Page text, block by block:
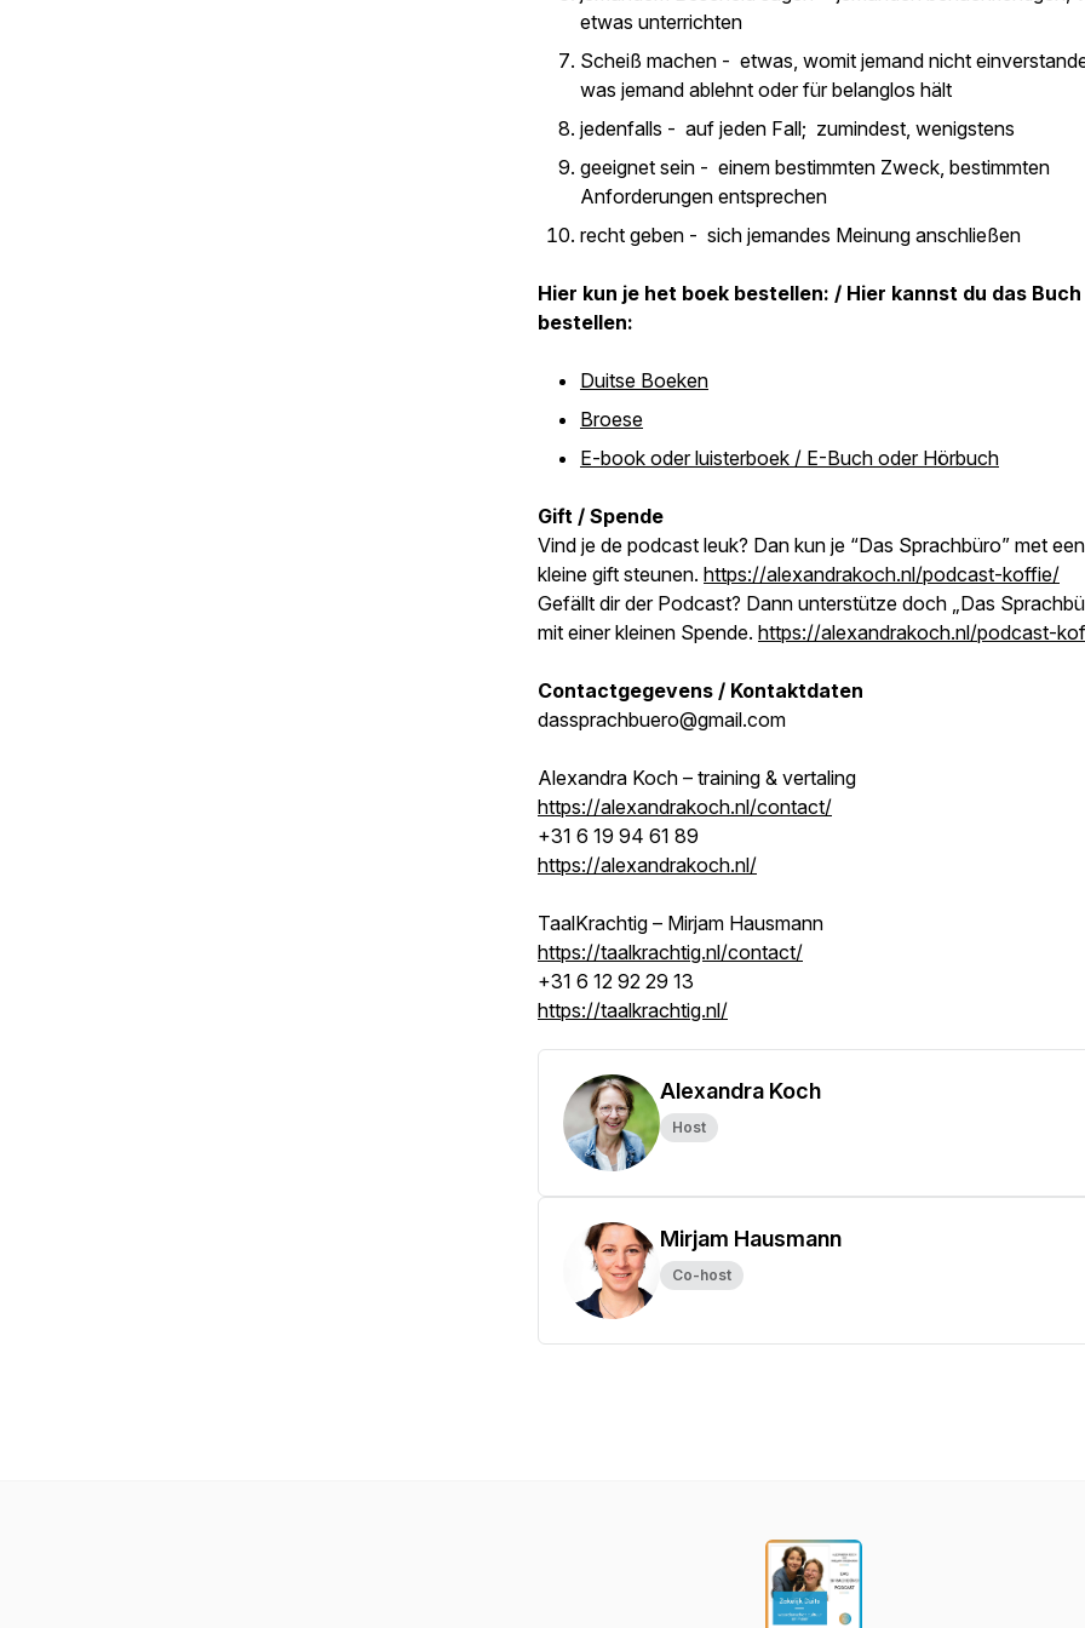
etwas unterrichten
Scheiß machen - etwas, womit jemand nicht
was jemand ablehnt oder für belanglos hält
jedenfalls - auf jeden Fall; zumindest, wenigstens
geeignet sein - einem bestimmten Zweck, bestimmten
Anforderungen entsprechen
recht geben - sich jemandes Meinung anschließen
Hier kun je het boek bestellen: / Hier kannst du das Buch
bestellen:
Duitse Boeken
Broese
E-book oder luisterboek / E-Buch oder Hörbuch
Gift / Spende
Vind je de podcast leuk? Dan kun je “Das Sprachbüro” met een
kleine gift steunen. https://alexandrakoch.nl/podcast-koffie/
Gefällt dir der Podcast? Dann unterstütze doch „Das
mit einer kleinen Spende. https://alexandrakoch.nl/podcast-
Contactgegevens / Kontaktdaten
dassprachbuero@gmail.com
Alexandra Koch – training & vertaling
https://alexandrakoch.nl/contact/
+31 6 19 94 61 89
https://alexandrakoch.nl/
TaalKrachtig – Mirjam Hausmann
https://taalkrachtig.nl/contact/
+31 6 12 92 29 13
https://taalkrachtig.nl/
Alexandra Koch
Host
Mirjam Hausmann
Co-host